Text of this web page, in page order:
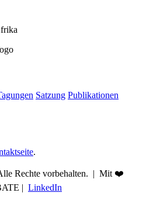
Satzung Publikationen
.
Rechte vorbehalten. | Mit ❤️
| LinkedIn